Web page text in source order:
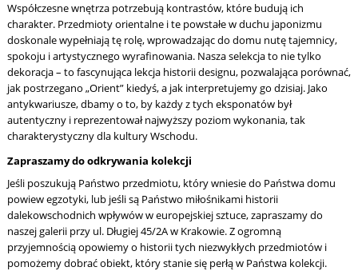
Współczesne wnętrza potrzebują kontrastów, które budują ich
charakter. Przedmioty orientalne i te powstałe w duchu japonizmu
doskonale wypełniają tę rolę, wprowadzając do domu nutę tajemnicy,
spokoju i artystycznego wyrafinowania. Nasza selekcja to nie tylko
dekoracja – to fascynująca lekcja historii designu, pozwalająca porównać,
jak postrzegano „Orient” kiedyś, a jak interpretujemy go dzisiaj. Jako
antykwariusze, dbamy o to, by każdy z tych eksponatów był
autentyczny i reprezentował najwyższy poziom wykonania, tak
charakterystyczny dla kultury Wschodu.
Zapraszamy do odkrywania kolekcji
Jeśli poszukują Państwo przedmiotu, który wniesie do Państwa domu
powiew egzotyki, lub jeśli są Państwo miłośnikami historii
dalekowschodnich wpływów w europejskiej sztuce, zapraszamy do
naszej galerii przy ul. Długiej 45/2A w Krakowie. Z ogromną
przyjemnością opowiemy o historii tych niezwykłych przedmiotów i
pomożemy dobrać obiekt, który stanie się perłą w Państwa kolekcji.